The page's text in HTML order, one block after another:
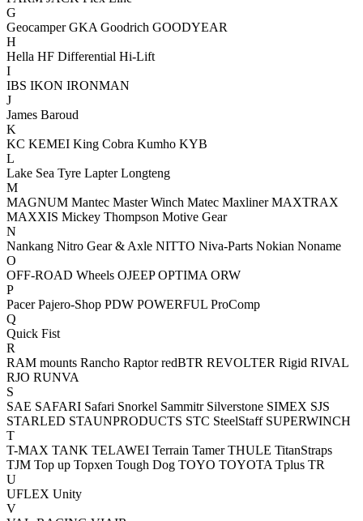
G
Geocamper GKA Goodrich GOODYEAR
H
Hella HF Differential Hi-Lift
I
IBS IKON IRONMAN
J
James Baroud
K
KC KEMEI King Cobra Kumho KYB
L
Lake Sea Tyre Lapter Longteng
M
MAGNUM Mantec Master Winch Matec Maxliner MAXTRAX
MAXXIS Mickey Thompson Motive Gear
N
Nankang Nitro Gear & Axle NITTO Niva-Parts Nokian Noname
O
OFF-ROAD Wheels OJEEP OPTIMA ORW
P
Pacer Pajero-Shop PDW POWERFUL ProComp
Q
Quick Fist
R
RAM mounts Rancho Raptor redBTR REVOLTER Rigid RIVAL
RJO RUNVA
S
SAE SAFARI Safari Snorkel Sammitr Silverstone SIMEX SJS
STARLED STAUNPRODUCTS STC SteelStaff SUPERWINCH
T
T-MAX TANK TELAWEI Terrain Tamer THULE TitanStraps
TJM Top up Topxen Tough Dog TOYO TOYOTA Tplus TR
U
UFLEX Unity
V